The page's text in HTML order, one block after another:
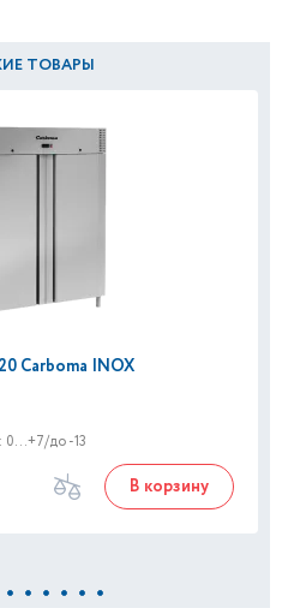
ТОВАРЫ
Carboma INOX
0…+7/до -13
В корзину